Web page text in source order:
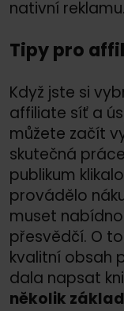
nativní reklamu.
Tipy pro
Když jste si
affiliate síť a
můžete začít
skutečná
publikum
provádělo
muset
přesvědčí. O
kvalitní obsah
dala napsat
několik